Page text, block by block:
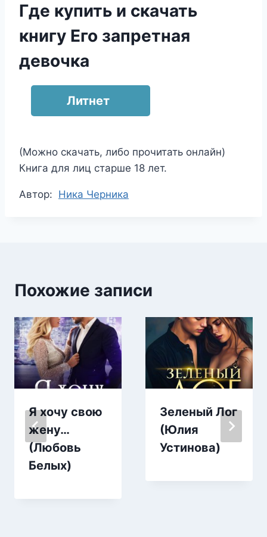
Где купить и скачать
книгу Его запретная
девочка
Литнет
(Можно скачать, либо прочитать онлайн)
Книга для лиц старше 18 лет.
Метки
Автор: Ника Черника
Похожие записи
Я хочу свою
жену…
(Любовь
Белых)
Зеленый Лог
(Юлия
Устинова)